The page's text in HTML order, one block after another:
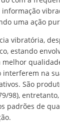
uma ação
vibratória,
estando
interferem na
São
98),
padrões de